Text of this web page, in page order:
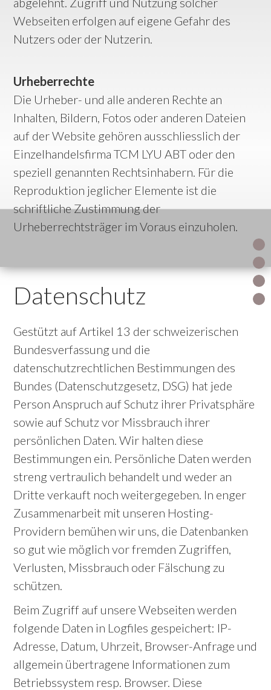
Webseiten erfolgen auf eigene Gefahr des
Nutzers oder der Nutzerin.
Urheberrechte
Die Urheber- und alle anderen Rechte an
Inhalten, Bildern, Fotos oder anderen Dateien
auf der Website gehören ausschliesslich der
Einzelhandelsfirma TCM LYU ABT oder den
speziell genannten Rechtsinhabern. Für die
Reproduktion jeglicher Elemente ist die
schriftliche Zustimmung der
Urheberrechtsträger im Voraus einzuholen.
Datenschutz
Gestützt auf Artikel 13 der schweizerischen
Bundesverfassung und die
datenschutzrechtlichen Bestimmungen des
Bundes (Datenschutzgesetz, DSG) hat jede
Person Anspruch auf Schutz ihrer Privatsphäre
sowie auf Schutz vor Missbrauch ihrer
persönlichen Daten. Wir halten diese
Bestimmungen ein. Persönliche Daten werden
streng vertraulich behandelt und weder an
Dritte verkauft noch weitergegeben. In enger
Zusammenarbeit mit unseren Hosting-
Providern bemühen wir uns, die Datenbanken
so gut wie möglich vor fremden Zugriffen,
Verlusten, Missbrauch oder Fälschung zu
schützen.
Beim Zugriff auf unsere Webseiten werden
folgende Daten in Logfiles gespeichert: IP-
Adresse, Datum, Uhrzeit, Browser-Anfrage und
allgemein übertragene Informationen zum
Betriebssystem resp. Browser. Diese